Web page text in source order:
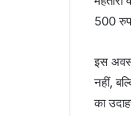
500
इस
नहीं,
का